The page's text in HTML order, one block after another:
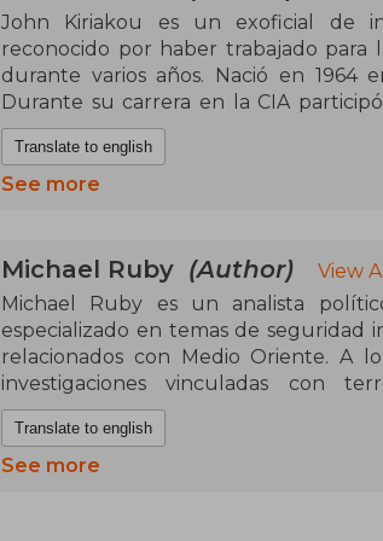
John Kiriakou es un exoficial de
reconocido por haber trabajado para
durante varios años. Nació en 1964
Durante su carrera en la CIA
asuntos relacionados con Medio
septiembre de 2001, tuvo un papel
con Al Qaeda.
públicamente el uso de tortura por
sospechosos de terrorismo. Fue uno
práctica del “waterboarding”, lo
derechos humanos y la seguridad
filtración de información clasificada,
en prisión.
Además de su trabajo como analista
escrito varios libros sobre
Translate to english
See more
Michael Ruby (Author)
View
Michael Ruby es un analista
especializado en temas de seguridad
relacionados con Medio Oriente. A
investigaciones vinculadas con
conflictos geopolíticos. Sus escritos
decisiones políticas y militares de
Translate to english
See more